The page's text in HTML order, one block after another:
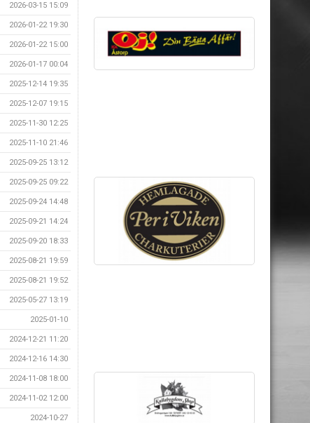
2026-03-15 15:09
2026-01-22 19:30
2026-01-22 15:00
2026-01-17 00:04
2025-12-14 19:35
2025-12-07 19:15
2025-11-30 12:25
2025-11-10 21:46
2025-09-25 13:12
2025-09-25 09:22
2025-09-24 14:48
2025-09-21 14:24
2025-09-20 18:33
2025-08-21 19:59
2025-08-21 19:52
2025-05-27 13:19
2025-01-10
2024-12-21 11:20
2024-12-16 14:30
2024-11-08 18:00
2024-11-02 12:00
2024-10-27